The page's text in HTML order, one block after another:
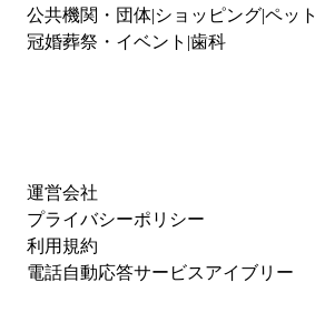
公共機関・団体 ショッピングペット
冠婚葬祭・イベント 歯科
運営会社
プライバシーポリシー
利用規約
電話自動応答サービスアイブリー